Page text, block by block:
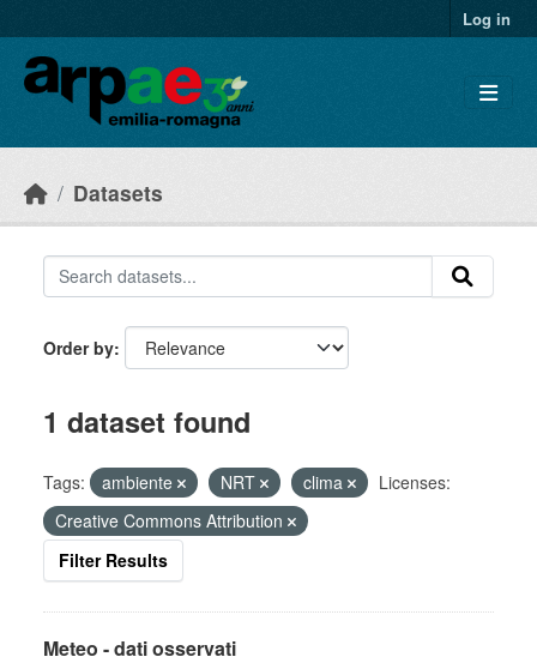
Log in
Datasets
Order by
1 dataset found
Tags: ambiente NRT clima
Licenses:
Creative Commons Attribution
Filter Results
Meteo - dati osservati